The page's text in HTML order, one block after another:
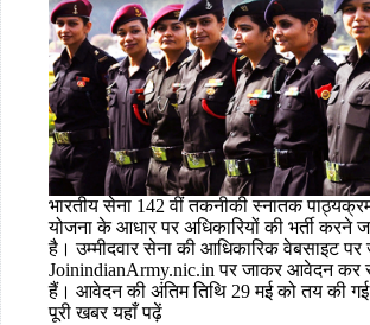
भारतीय सेना 142 वीं तकनीकी स्नातक
योजना के आधार पर अधिकारियों की भर्ती करने
है। उम्मीदवार सेना की आधिकारिक वेबसाइट पर
JoinindianArmy.nic.in पर जाकर आवेदन
हैं। आवेदन की अंतिम तिथि 29 मई को तय की
पूरी खबर यहाँ पढ़ें